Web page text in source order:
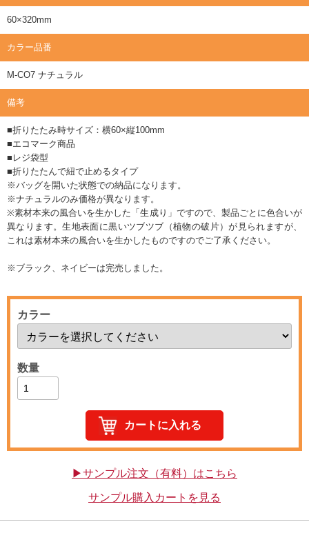
60×320mm
カラー品番
M-CO7 ナチュラル
備考
■折りたたみ時サイズ：横60×縦100mm
■エコマーク商品
■レジ袋型
■折りたたんで紐で止めるタイプ
※バッグを開いた状態での納品になります。
※ナチュラルのみ価格が異なります。
※素材本来の風合いを生かした「生成り」ですので、製品ごとに色合いが
異なります。生地表面に黒いツブツブ（植物の破片）が見られますが、
これは素材本来の風合いを生かしたものですのでご了承ください。
※ブラック、ネイビーは完売しました。
カラー
数量
▶サンプル注文（有料）はこちら
サンプル購入カートを見る